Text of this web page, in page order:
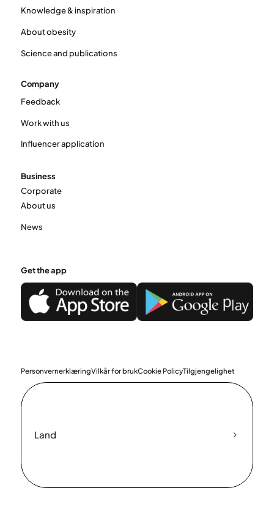
Knowledge & inspiration
About obesity
Science and publications
Company
Feedback
Work with us
Influencer application
Business
Corporate
About us
News
Get the app
PersonvernerklæringVilkår for brukCookie PolicyTilgjengelighet
Land